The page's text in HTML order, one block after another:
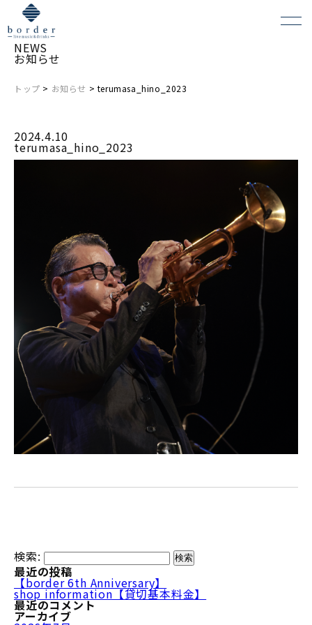
NEWS
お知らせ
トップ > お知らせ > terumasa_hino_2023
2024.4.10
terumasa_hino_2023
検索:
最近の投稿
【border 6th Anniversary】
shop information【貸切基本料金】
最近のコメント
アーカイブ